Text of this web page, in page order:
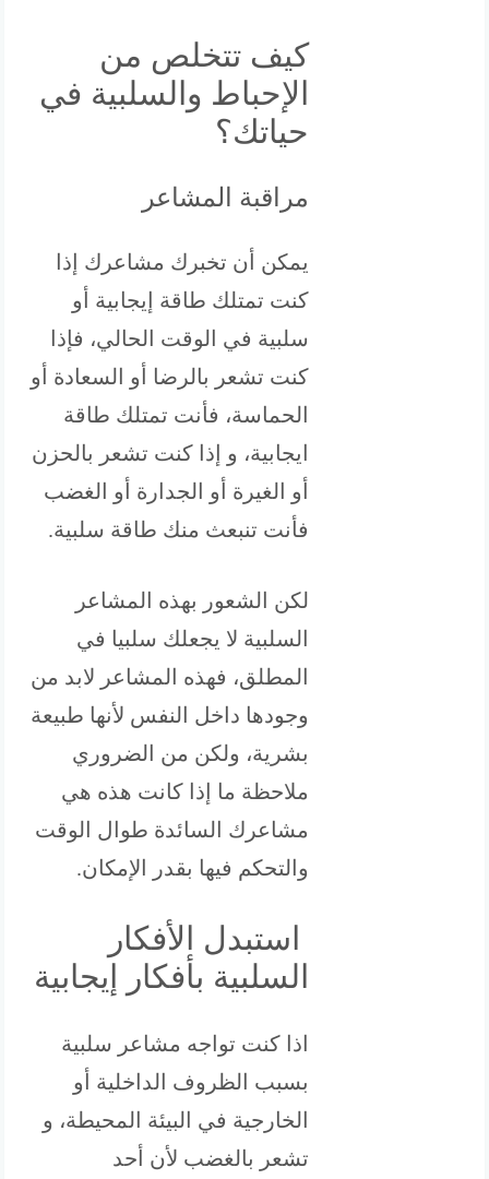
كيف تتخلص من
الإحباط والسلبية في
حياتك؟
مراقبة المشاعر
يمكن أن تخبرك مشاعرك إذا
كنت تمتلك طاقة إيجابية أو
سلبية في الوقت الحالي، فإذا
كنت تشعر بالرضا أو السعادة أو
الحماسة، فأنت تمتلك طاقة
ايجابية، و إذا كنت تشعر بالحزن
أو الغيرة أو الجدارة أو الغضب
فأنت تنبعث منك طاقة سلبية.
لكن الشعور بهذه المشاعر
السلبية لا يجعلك سلبيا في
المطلق، فهذه المشاعر لابد من
وجودها داخل النفس لأنها طبيعة
بشرية، ولكن من الضروري
ملاحظة ما إذا كانت هذه هي
مشاعرك السائدة طوال الوقت
والتحكم فيها بقدر الإمكان.
استبدل الأفكار
السلبية بأفكار إيجابية
اذا كنت تواجه مشاعر سلبية
بسبب الظروف الداخلية أو
الخارجية في البيئة المحيطة، و
تشعر بالغضب لأن أحد